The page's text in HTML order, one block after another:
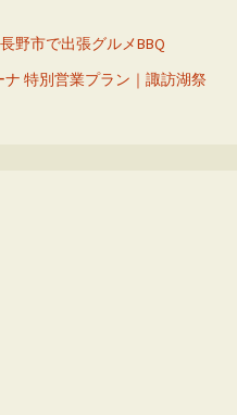
野市で出張グルメBBQ
ナ 特別営業プラン｜諏訪湖祭